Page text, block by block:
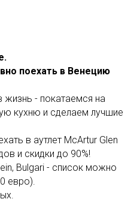
поехать в Венецию
- покатаемся на
кухню и сделаем лучшие
в аутлет McArtur Glen
и скидки до 90%!
Bulgari - список можно
евро).